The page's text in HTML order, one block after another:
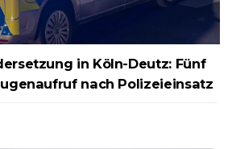
in Köln-Deutz: Fünf
nach Polizeieinsatz